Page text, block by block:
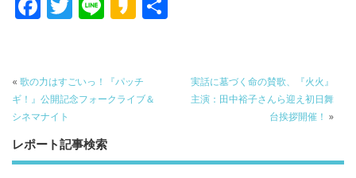
b
o
o
k
er a
o
« 歌の力はすごいっ！『パッチ
ギ！』公開記念フォークライブ＆
シネマナイト
実話に墓づく命の賛歌、『火火』
主演：田中裕子さんら迎え初日舞
台挨拶開催！ »
レポート記事検索